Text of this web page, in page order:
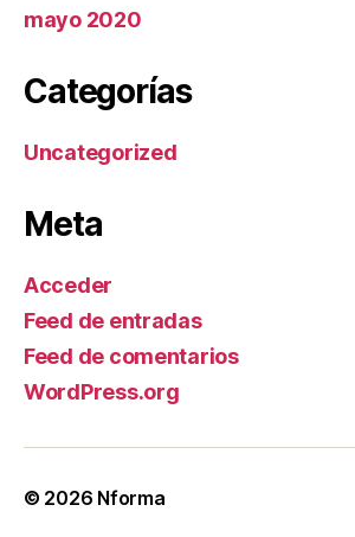
mayo 2020
Categorías
Uncategorized
Meta
Acceder
Feed de entradas
Feed de comentarios
WordPress.org
© 2026 Nforma